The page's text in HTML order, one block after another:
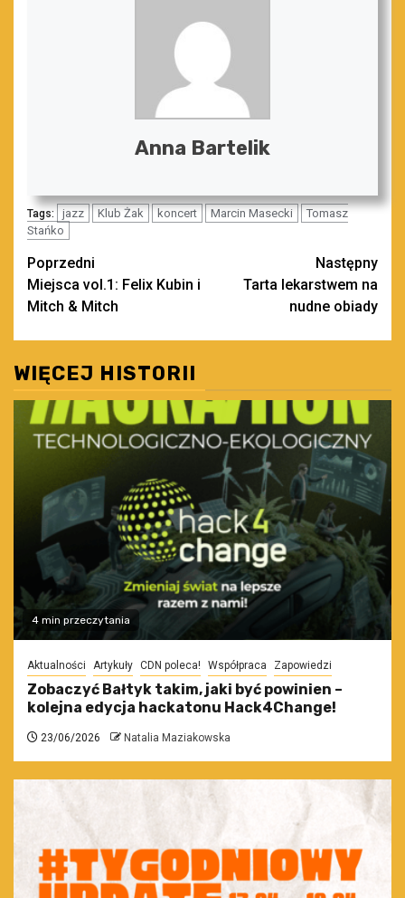
Anna Bartelik
Tags: jazz Klub Żak koncert Marcin Masecki
Tomasz
Stańko
Zobacz
wpisy
Poprzedni
Miejsca vol.1: Felix Kubin i
Mitch & Mitch
Następny
Tarta lekarstwem na
nudne obiady
WIĘCEJ HISTORII
4 min przeczytania
Aktualności Artykuły CDN poleca! Współpraca Zapowiedzi
Zobaczyć Bałtyk takim, jaki być powinien –
kolejna edycja hackatonu Hack4Change!
23/06/2026 Natalia Maziakowska